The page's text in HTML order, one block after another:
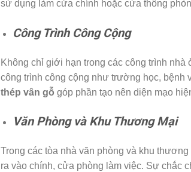
sử dụng làm cửa chính hoặc cửa thông
Công Trình Công Cộng
Không chỉ giới hạn trong các công trình nhà
công trình công cộng như trường học, bệnh
thép vân gỗ góp phần tạo nên diện mạo
Văn Phòng và Khu Thương Mại
Trong các tòa nhà văn phòng và khu thương
ra vào chính, cửa phòng làm việc. Sự chắc